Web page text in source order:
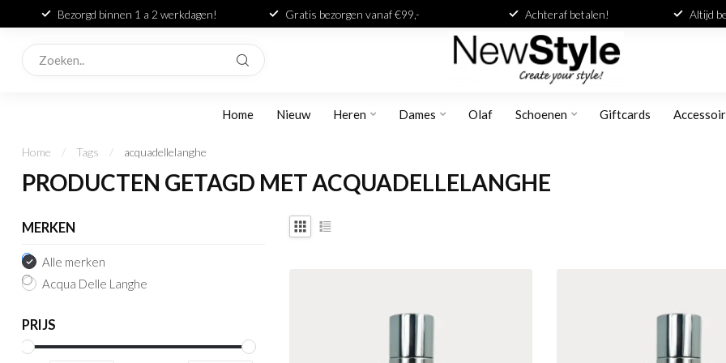
Bezorgd binnen 1 a 2 werkdagen! Gratis bezorgen vanaf €99,- Achteraf betalen! Altijd
Home Nieuw Heren Dames Olaf Schoenen Giftcards
Home / Tags / acquadellelanghe
PRODUCTEN GETAGD MET ACQUADELLELANGHE
MERKEN
Alle merken
Acqua Delle Langhe
PRIJS